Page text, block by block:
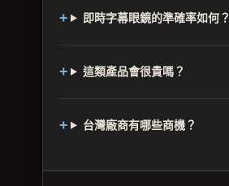
即時字幕眼鏡的準確率如何？
這類產品會很貴嗎？
台灣廠商有哪些商機？